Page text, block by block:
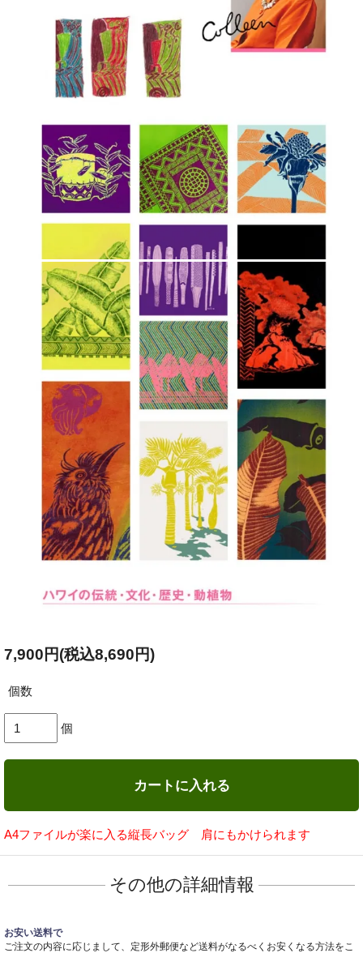
7,900円(税込8,690円)
個数
個
カートに入れる
A4ファイルが楽に入る縦長バッグ 肩にもかけられます
その他の詳細情報
お安い送料で
ご注文の内容に応じまして、定形外郵便など送料がなるべくお安くなる方法をこ